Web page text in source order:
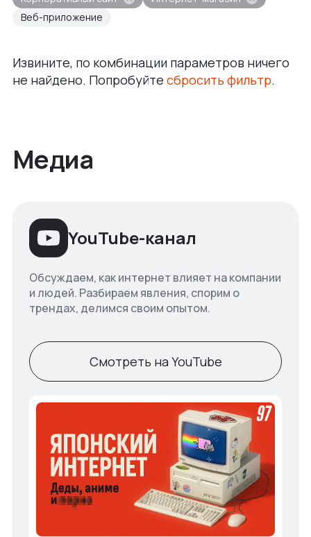
Веб-приложение
Извините, по комбинации параметров ничего
не найдено. Попробуйте сбросить фильтр.
Медиа
YouTube-канал
Обсуждаем, как интернет влияет на компании
и людей. Разбираем явления, спорим о
трендах, делимся своим опытом.
Смотреть на YouTube